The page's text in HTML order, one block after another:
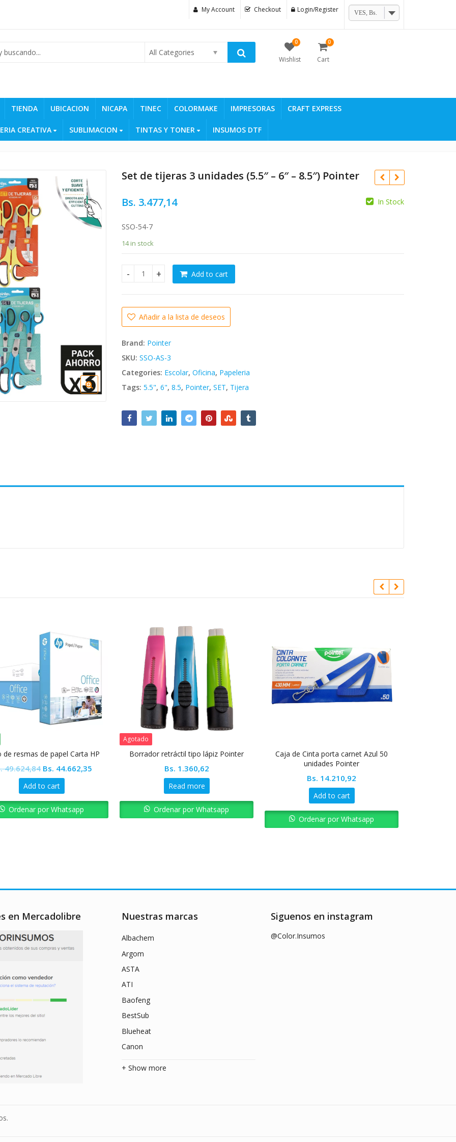
My Account Checkout Login/Register VES, Bs.
All Categories
0
Wishlist
0
Cart
TIENDA UBICACION NICAPA TINEC COLORMAKE IMPRESORAS CRAFT EXPRESS
CREATIVA SUBLIMACION TINTAS Y TONER INSUMOS DTF
Set de tijeras 3 unidades (5.5″ – 6″ – 8.5″) Pointer
Bs. 3.477,14 In Stock
SSO-54-7
14 in stock
Set de tijeras 3 unidades (5.5" - 6" - 8.5") Pointer quantity
Add to cart
Añadir a la lista de deseos
Brand: Pointer
SKU: SSO-AS-3
Categories: Escolar, Oficina, Papeleria
Tags: 5.5", 6", 8.5, Pointer, SET, Tijera
de resmas de papel Carta HP
49.624,84 Original
price
was:
Bs. 49.624,84.
Bs. 44.662,35Current
Bs. 44.662,35.
Add to cart
Ordenar por Whatsapp
Agotado
Borrador retráctil tipo lápiz Pointer
Bs. 1.360,62
Read more
Ordenar por Whatsapp
Caja de Cinta porta carnet Azul 50
unidades Pointer
Bs. 14.210,92
Add to cart
Ordenar por Whatsapp
en Mercadolibre Nuestras marcas
Albachem
Argom
ASTA
ATI
Baofeng
BestSub
Blueheat
Canon
+ Show more
Siguenos en instagram
@Color.Insumos